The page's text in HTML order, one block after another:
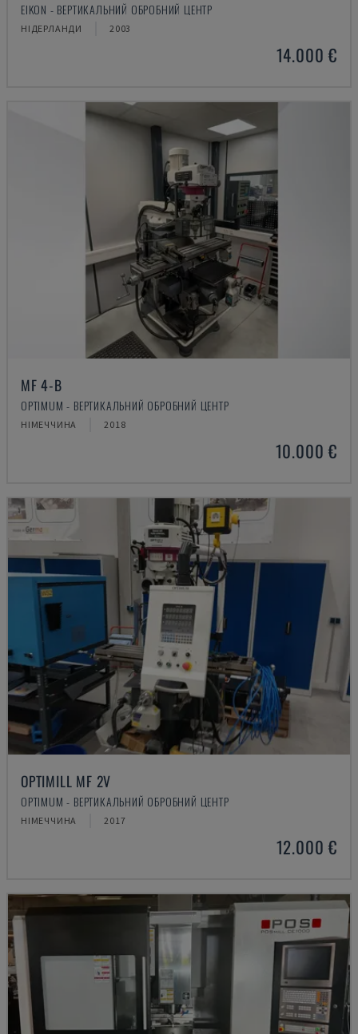
EIKON - ВЕРТИКАЛЬНИЙ ОБРОБНИЙ ЦЕНТР
НІДЕРЛАНДИ 2003
14.000 €
MF 4-B
OPTIMUM - ВЕРТИКАЛЬНИЙ ОБРОБНИЙ ЦЕНТР
НІМЕЧЧИНА 2018
10.000 €
OPTIMILL MF 2V
OPTIMUM - ВЕРТИКАЛЬНИЙ ОБРОБНИЙ ЦЕНТР
НІМЕЧЧИНА 2017
12.000 €